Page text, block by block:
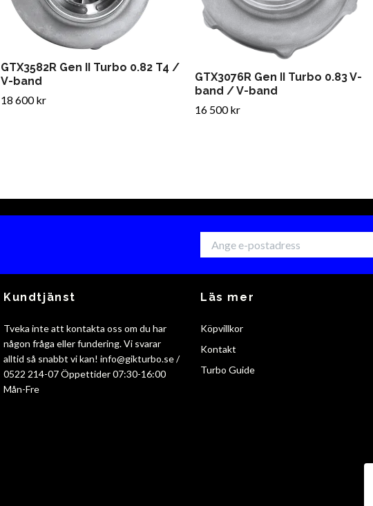
GTX3582R Gen II Turbo 0.82 T4 /
V-band
18 600 kr
GTX3076R Gen II Turbo 0.83 V-
band / V-band
16 500 kr
Kundtjänst
Tveka inte att kontakta oss om du har
någon fråga eller fundering. Vi svarar
alltid så snabbt vi kan! info@gikturbo.se/
0522 214-07 Öppettider 07:30-16:00
Mån-Fre
Läs mer
Köpvillkor
Kontakt
Turbo Guide